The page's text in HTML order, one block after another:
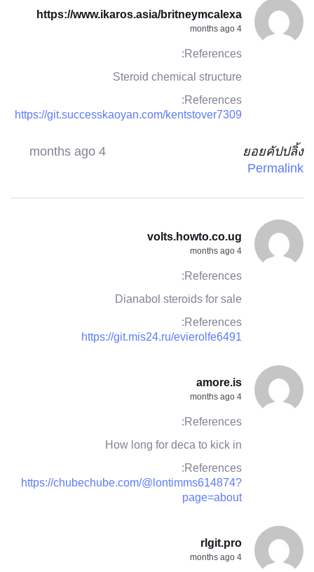
https://www.ikaros.asia/britneymcalexa
4 months ago
References:
Steroid chemical structure
References:
https://git.successkaoyan.com/kentstover7309
ยอยคัปปลิ้ง
4 months ago
Permalink
volts.howto.co.ug
4 months ago
References:
Dianabol steroids for sale
References:
https://git.mis24.ru/evierolfe6491
amore.is
4 months ago
References:
How long for deca to kick in
References:
https://chubechube.com/@lontimms614874?
page=about
rlgit.pro
4 months ago